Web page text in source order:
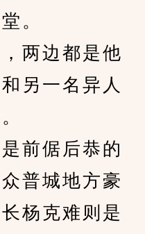
。
两边都是他
另一名异人
前倨后恭的
普城地方豪
杨克难则是